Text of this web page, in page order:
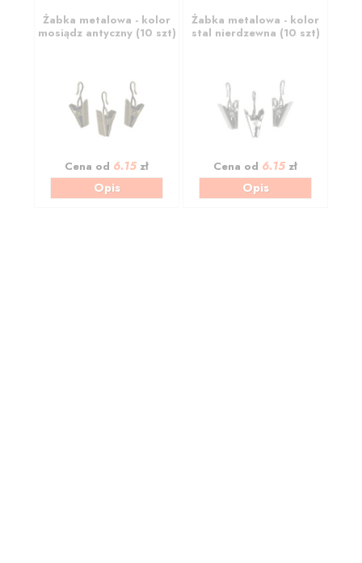
Żabka metalowa - kolor
mosiądz antyczny (10 szt)
Cena od 6.15 zł
Opis
Żabka metalowa - kolor
stal nierdzewna (10 szt)
Cena od 6.15 zł
Opis